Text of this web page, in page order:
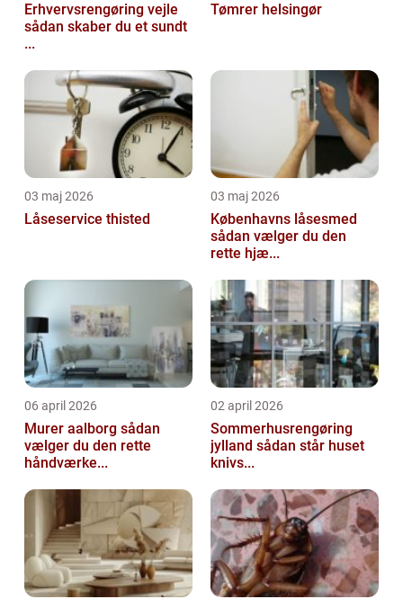
Erhvervsrengøring vejle
sådan skaber du et sundt
...
Tømrer helsingør
03 maj 2026
Låseservice thisted
03 maj 2026
Københavns låsesmed
sådan vælger du den
rette hjæ...
06 april 2026
Murer aalborg sådan
vælger du den rette
håndværke...
02 april 2026
Sommerhusrengøring
jylland sådan står huset
knivs...